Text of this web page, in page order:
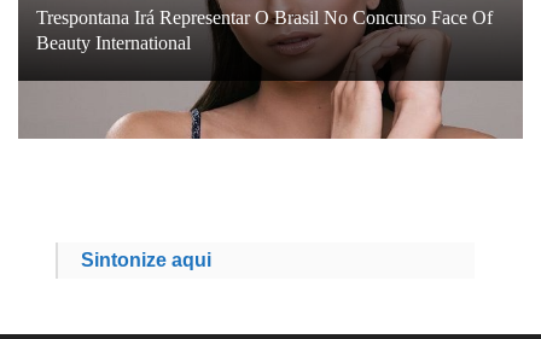
Trespontana Irá Representar O Brasil No Concurso Face Of
Beauty International
Sintonize aqui